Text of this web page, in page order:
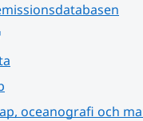
oceanografi och